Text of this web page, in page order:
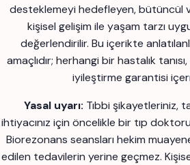
desteklemeyi hedefleyen, bütüncül
kişisel gelişim ile yaşam tarzı
değerlendirilir. Bu içerikte
amaçlıdır; herhangi bir hastalık
iyileştirme garantisi
Yasal uyarı: Tıbbi şikayetleriniz,
ihtiyacınız için öncelikle bir tıp
Biorezonans seansları hekim
edilen tedavilerin yerine geçmez.